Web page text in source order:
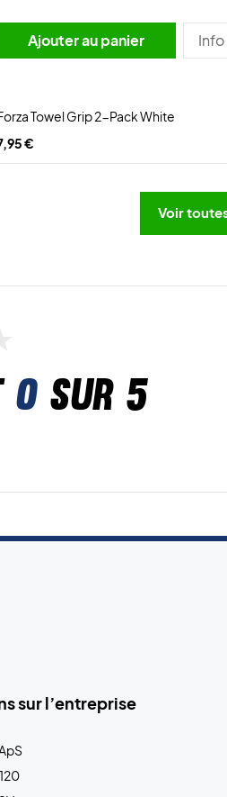
Ajouter au panier Info
Towel Grip 2-Pack White
€
Voir
0sur 5
sur l’entreprise